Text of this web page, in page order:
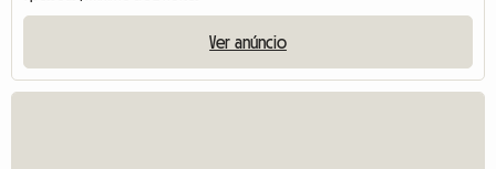
Ver anúncio